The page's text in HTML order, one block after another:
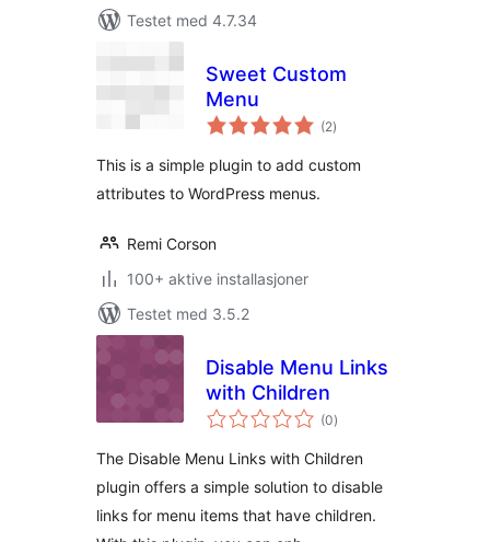
Testet med 4.7.34
Sweet Custom
Menu
(2totale
vurderinger
)
This is a simple plugin to add custom
attributes to WordPress menus.
Remi Corson
100+ aktive installasjoner
Testet med 3.5.2
Disable Menu Links
with Children
(0totale
vurderinger
)
The Disable Menu Links with Children
plugin offers a simple solution to disable
links for menu items that have children.